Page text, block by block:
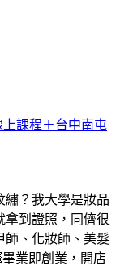
課程＋台中南屯
繡？我大學是妝品
拿到證照，同儕很
師、化妝師、美髮
業即創業，開店